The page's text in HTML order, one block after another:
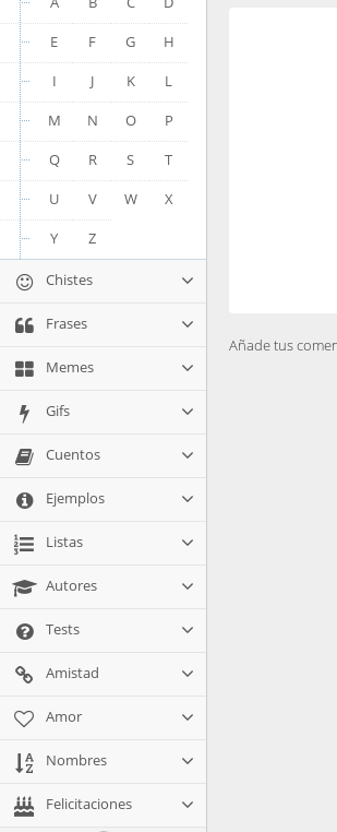
E
F G
H
I
J K
L
M
N O
P
Q
R S
T
U
V W
X
Y
Z
Chistes
Frases
Memes
Gifs
Cuentos
Ejemplos
Listas
Autores
Tests
Amistad
Amor
Nombres
Felicitaciones
Añade tus